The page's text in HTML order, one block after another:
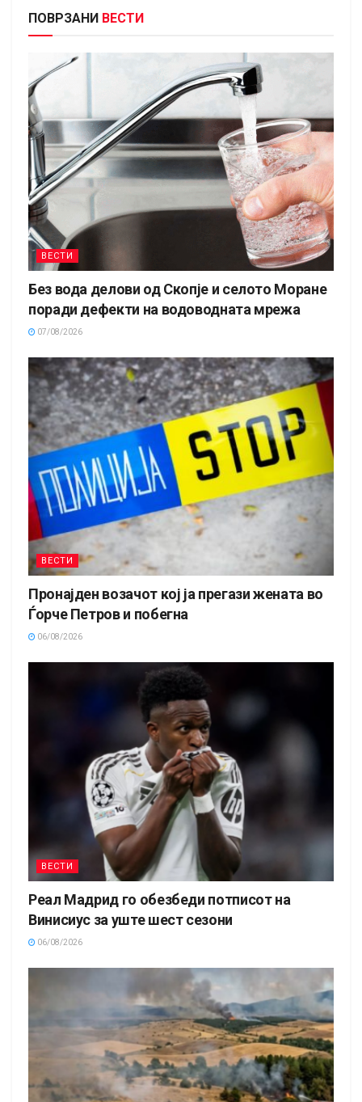
ПОВРЗАНИ ВЕСТИ
ВЕСТИ
Без вода делови од Скопје и селото Моране
поради дефекти на водоводната мрежа
07/08/2026
ВЕСТИ
Пронајден возачот кој ја прегази жената во
Ѓорче Петров и побегна
06/08/2026
ВЕСТИ
Реал Мадрид го обезбеди потписот на
Винисиус за уште шест сезони
06/08/2026